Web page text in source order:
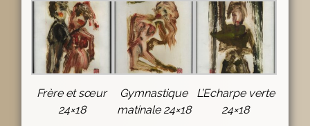
Frère et sœur
24×18
Gymnastique
matinale 24×18
L’Echarpe verte
24×18